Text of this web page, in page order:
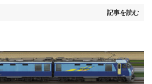
記事を読む